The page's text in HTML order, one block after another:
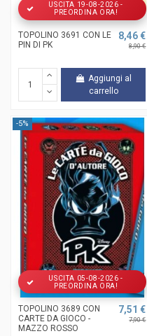
USCITA 19-08-2026 -
PREORDINA ORA!
TOPOLINO 3691 CON LE
PIN DI PK
8,46 €
8,90 €
Aggiungi al
carrello
-5%
USCITA 05-08-2026 -
PREORDINA ORA!
TOPOLINO 3689 CON
CARTE DA GIOCO -
MAZZO ROSSO
7,51 €
7,90 €